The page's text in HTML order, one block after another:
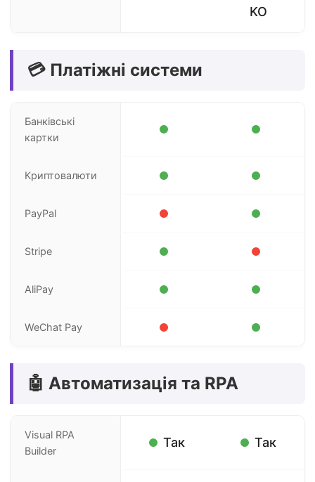
KO
💳 Платіжні системи
Банківські
картки
Криптовалюти
PayPal
Stripe
AliPay
WeChat Pay
🤖 Автоматизація та RPA
Visual RPA
Builder
Так Так